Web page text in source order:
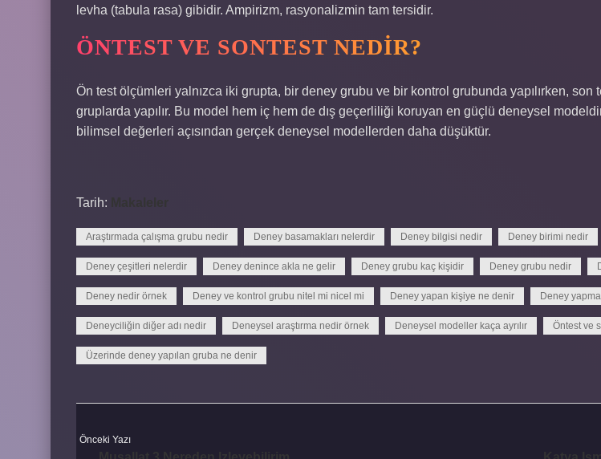
levha (tabula rasa) gibidir. Ampirizm, rasyonalizmin tam tersidir.
ÖNTEST VE SONTEST NEDIR?
Ön test ölçümleri yalnızca iki grupta, bir deney grubu ve bir kontrol grubunda yapılırken, son
gruplarda yapılır. Bu model hem iç hem de dış geçerliliği koruyan en güçlü deneysel
bilimsel değerleri açısından gerçek deneysel modellerden daha düşüktür.
Tarih: Makaleler
Araştırmada çalışma grubu nedir Deney basamakları nelerdir Deney bilgisi nedir Deney birimi nedir
Deney çeşitleri nelerdir Deney denince akla ne gelir Deney grubu kaç kişidir Deney grubu nedir
Deney nedir örnek Deney ve kontrol grubu nitel mi nicel mi Deney yapan kişiye ne denir Deney
Deneyciliğin diğer adı nedir Deneysel araştırma nedir örnek Deneysel modeller kaça ayrılır Öntest ve
Üzerinde deney yapılan gruba ne denir
Önceki Yazı